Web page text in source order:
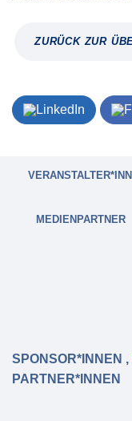
ZURÜCK ZUR
MEDIENPARTNER
SPONSOR*INNEN
PARTNER*INNEN